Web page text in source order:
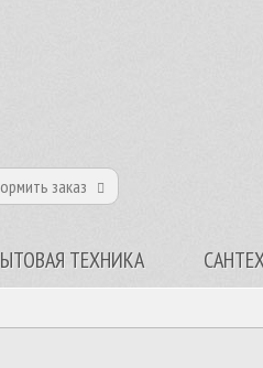
заказ
ТЕХНИКА